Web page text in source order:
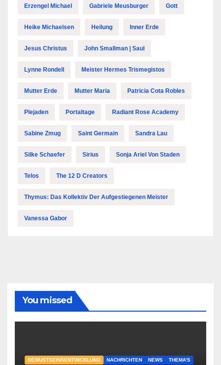
Erzengel Michael Gabriele Meusburger Gott
Heike Michaelsen Heilung Inner Erde
Jesus Christus John Smallman | Saul
Lynne Rondell Meister Hermes Trismegistos
Mutter Erde Mutter Maria Patricia Cota Robles
Plejaden Portaltage Radiant Rose Academy
Sabine Zmug Saint Germain Sandra Lau
Silke Schaefer Sirius Sonja Ariel Von Staden
Telos The 12 D Creators
Thymus: Das Kollektiv Der Aufgestiegenen Meister
Vanessa Gabor
You missed
BEWUSTSEINSENTWICKLUNG NACHRICHTEN NEWS THEMA'S